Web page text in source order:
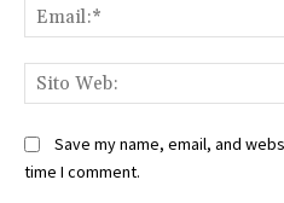
Save my name, email, and
time I comment.